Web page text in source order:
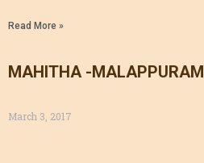
Read More »
MAHITHA -MALAPPURAM
March 3, 2017